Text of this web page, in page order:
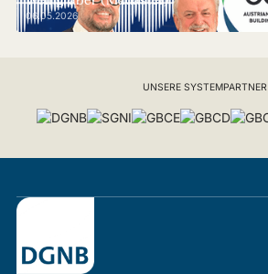
06.05.2026
UNSERE SYSTEMPARTNER